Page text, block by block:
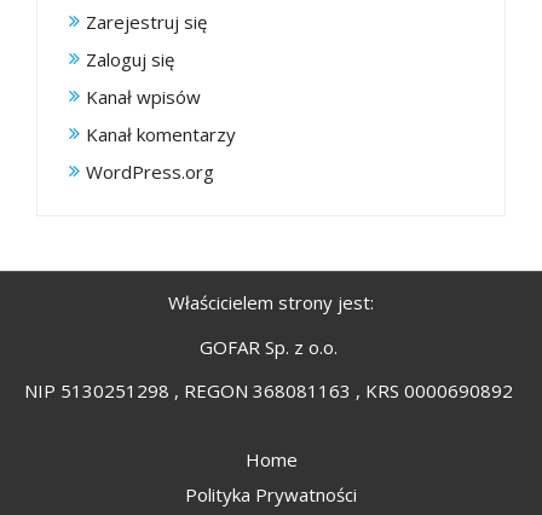
Zarejestruj się
Zaloguj się
Kanał wpisów
Kanał komentarzy
WordPress.org
Właścicielem strony jest:
GOFAR Sp. z o.o.
NIP 5130251298 , REGON 368081163 , KRS 0000690892
Home
Polityka Prywatności